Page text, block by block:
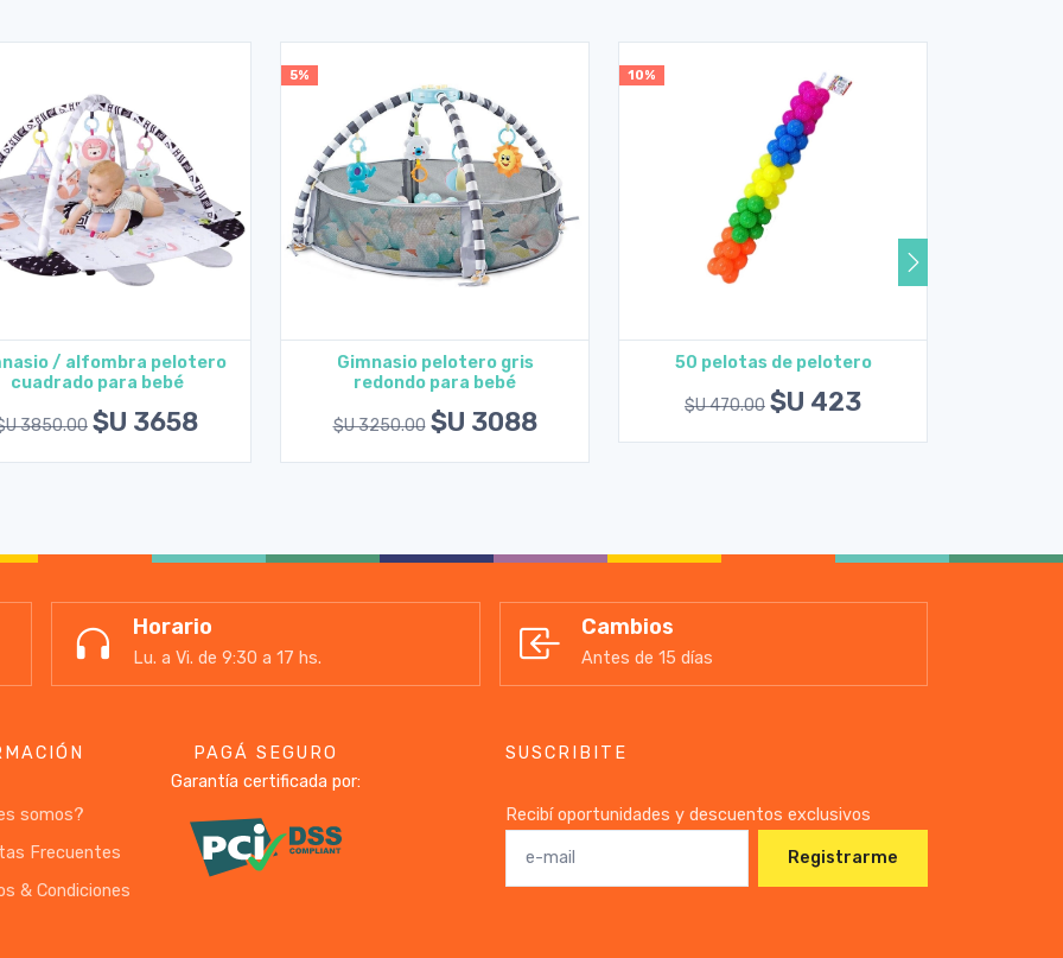
Agregar al carrito
/ alfombra pelotero
cuadrado para bebé
3850.00 $U 3658
5%
Agregar al carrito
Gimnasio pelotero gris
redondo para bebé
$U 3250.00 $U 3088
10%
Agregar al carrito
50 pelotas de pelotero
$U 470.00 $U 423
Horario
Lu. a Vi. de 9:30 a 17 hs.
Cambios
Antes de 15 días
somos?
Frecuentes
& Condiciones
PAGÁ SEGURO
Garantía certificada por:
SUSCRIBITE
Recibí oportunidades y descuentos exclusivos
Registrarme